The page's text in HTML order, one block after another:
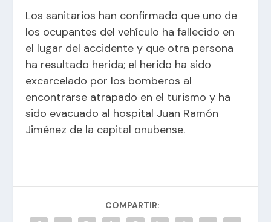
Los sanitarios han confirmado que uno de
los ocupantes del vehículo ha fallecido en
el lugar del accidente y que otra persona
ha resultado herida; el herido ha sido
excarcelado por los bomberos al
encontrarse atrapado en el turismo y ha
sido evacuado al hospital Juan Ramón
Jiménez de la capital onubense.
COMPARTIR: